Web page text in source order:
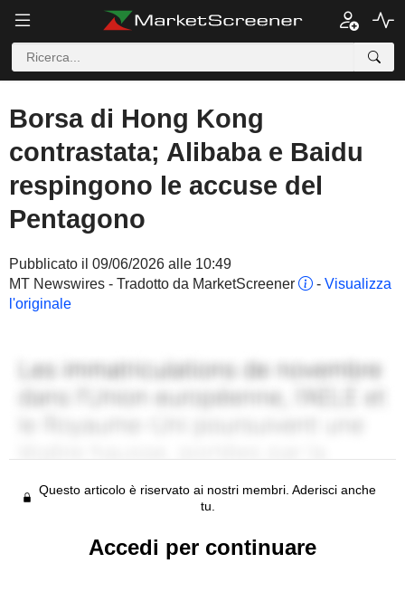
Borsa di Hong Kong
contrastata; Alibaba e Baidu
respingono le accuse del
Pentagono
Pubblicato il 09/06/2026 alle 10:49
MT Newswires - Tradotto da MarketScreener
- Visualizza
l'originale
Questo articolo è riservato ai nostri membri. Aderisci anche
tu.
Accedi per continuare